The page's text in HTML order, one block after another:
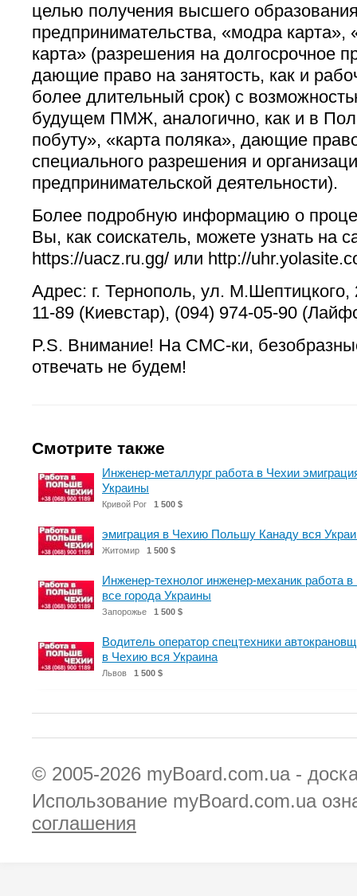
целью получения высшего
предпринимательства, «модра карта»,
карта» (разрешения на долгосрочное
дающие право на занятость, как и
более длительный срок) с
будущем ПМЖ, аналогично, как и в
побуту», «карта поляка», дающие
специального разрешения и
предпринимательской деятельности).
Более подробную информацию о
Вы, как соискатель, можете узнать на
https://uacz.ru.gg/ или http://
Адрес: г. Тернополь, ул.
11-89 (Киевстар), (094) 974-05-90
P.S. Внимание! На СМС-ки,
отвечать не будем!
Смотрите также
Инженер-металлург работа в Чехии
Украины
Кривой Рог 1 500 $
эмиграция в Чехию Польшу Канаду вся
Житомир 1 500 $
Инженер-технолог инженер-механик работа
все города Украины
Запорожье 1 500 $
Водитель оператор спецтехники
в Чехию вся Украина
Львов 1 500 $
© 2005-2026 myBoard.com.ua -
Использование myBoard.com.ua
соглашения